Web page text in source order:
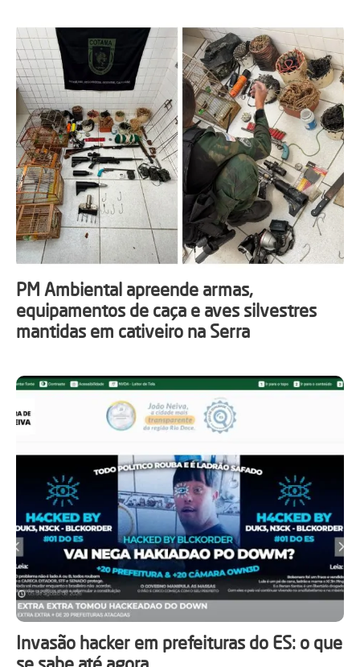
PM Ambiental apreende armas,
equipamentos de caça e aves silvestres
mantidas em cativeiro na Serra
Invasão hacker em prefeituras do ES: o que